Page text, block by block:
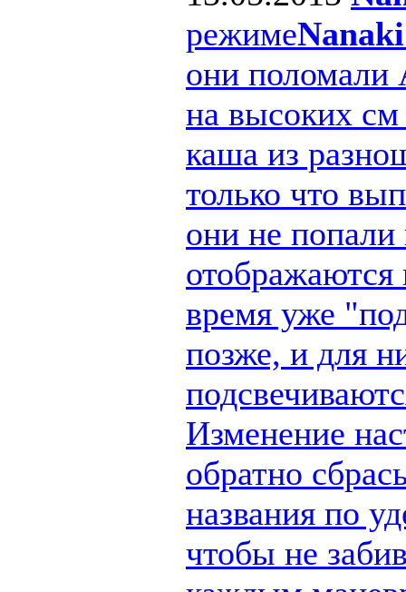
режиме
они поломали
на высоких
каша из
только что
они не попали
время уже
позже, и для
Изменение
обратно
названия по
чтобы не